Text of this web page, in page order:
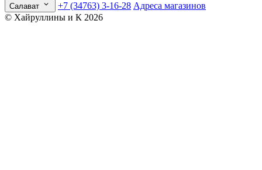
Салават +7 (34763) 3-16-28 Адреса магазинов
© Хайруллины и К 2026